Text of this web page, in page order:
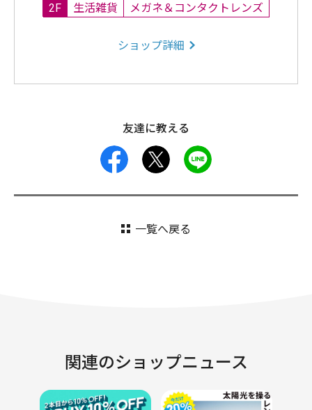
2F 生活雑貨 メガネ＆コンタクトレンズ
ショップ詳細
友達に教える
facebook
一覧へ戻る
関連のショップニュース